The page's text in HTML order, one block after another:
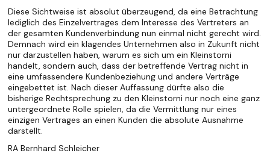
Diese Sichtweise ist absolut überzeugend, da eine Betrachtung
lediglich des Einzelvertrages dem Interesse des Vertreters an
der gesamten Kundenverbindung nun einmal nicht gerecht wird.
Demnach wird ein klagendes Unternehmen also in Zukunft nicht
nur darzustellen haben, warum es sich um ein Kleinstorni
handelt, sondern auch, dass der betreffende Vertrag nicht in
eine umfassendere Kundenbeziehung und andere Verträge
eingebettet ist. Nach dieser Auffassung dürfte also die
bisherige Rechtsprechung zu den Kleinstorni nur noch eine ganz
untergeordnete Rolle spielen, da die Vermittlung nur eines
einzigen Vertrages an einen Kunden die absolute Ausnahme
darstellt.
RA Bernhard Schleicher